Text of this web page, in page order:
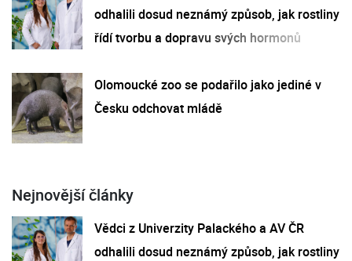
odhalili dosud neznámý způsob, jak rostliny
řídí tvorbu a dopravu svých hormonů
Olomoucké zoo se podařilo jako jediné v
Česku odchovat mládě
Nejnovější články
Vědci z Univerzity Palackého a AV ČR
odhalili dosud neznámý způsob, jak rostliny